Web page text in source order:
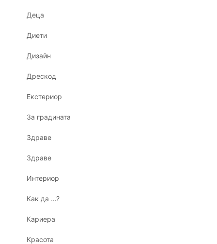
Деца
Диети
Дизайн
Дрескод
Екстериор
За градината
Здраве
Здраве
Интериор
Как да …?
Кариера
Красота